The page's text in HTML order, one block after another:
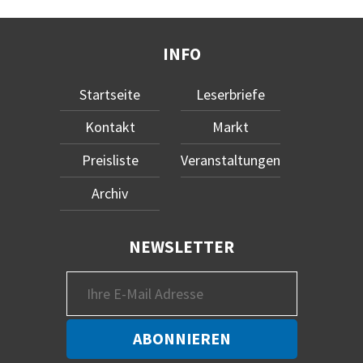
INFO
Startseite
Kontakt
Preisliste
Archiv
Leserbriefe
Markt
Veranstaltungen
NEWSLETTER